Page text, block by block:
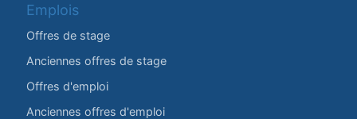
Emplois
Offres de stage
Anciennes offres de stage
Offres d'emploi
Anciennes offres d'emploi